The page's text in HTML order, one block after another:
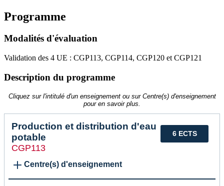
Programme
Modalités d'évaluation
Validation des 4 UE : CGP113, CGP114, CGP120 et CGP121
Description du programme
Cliquez sur l'intitulé d'un enseignement ou sur Centre(s) d'enseignement
pour en savoir plus.
6 ECTS
Production et distribution d'eau
potable
CGP113
Centre(s) d'enseignement